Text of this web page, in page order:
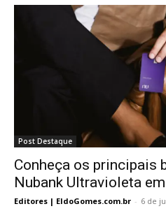
Post Destaque
Conheça os principais
Nubank Ultravioleta
Editores | EldoGomes.com.br - 6 de